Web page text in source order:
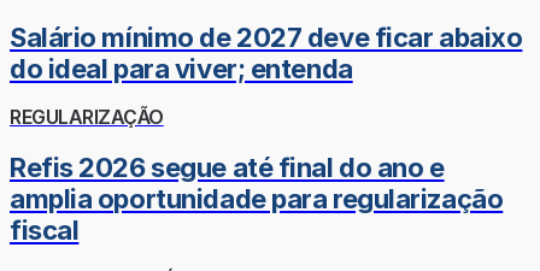
Salário mínimo de 2027 deve ficar abaixo
do ideal para viver; entenda
REGULARIZAÇÃO
Refis 2026 segue até final do ano e
amplia oportunidade para regularização
fiscal